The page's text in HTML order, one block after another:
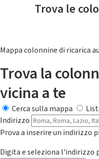
Trova le
Mappa colonnine di ricarica
Trova la
vicina a te
Cerca sulla mappa
Indirizzo
Prova a inserire un indirizzo
Digita e seleziona l'indirizzo